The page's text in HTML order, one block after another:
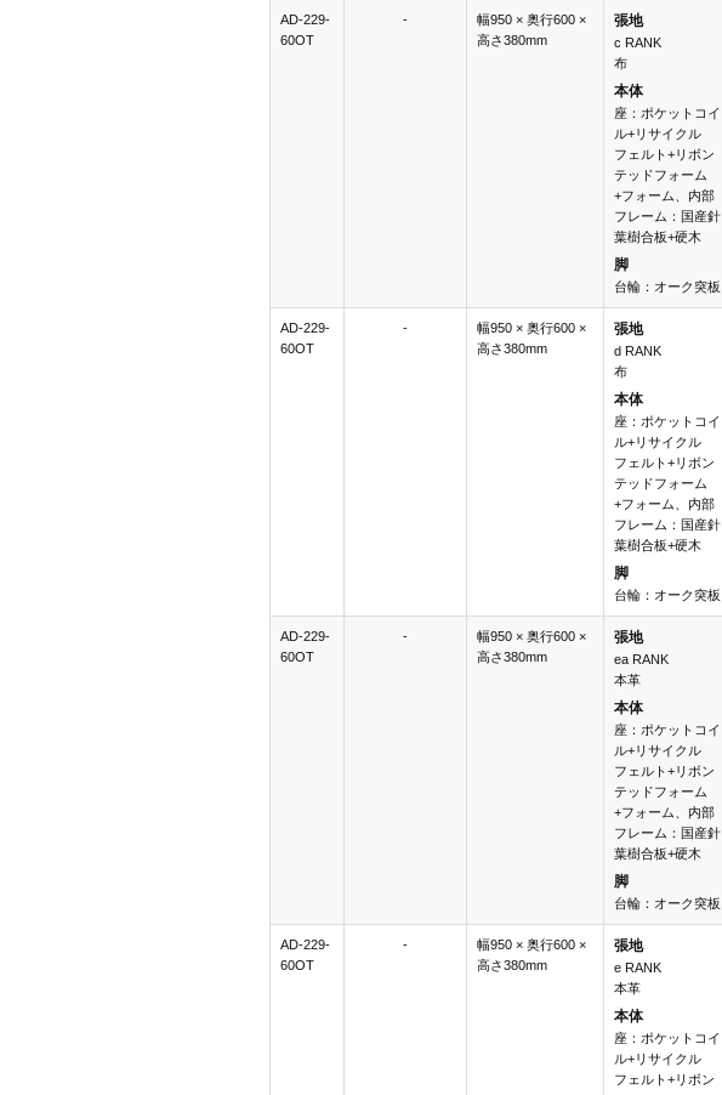
AD-229-
60OT
-
幅950 × 奥行600 ×
高さ380mm
張地
c RANK
布
本体
座：ポケットコイ
ル+リサイクル
フェルト+リボン
テッドフォーム
+フォーム、内部
フレーム：国産針
葉樹合板+硬木
脚
台輪：オーク突板
AD-229-
60OT
-
幅950 × 奥行600 ×
高さ380mm
張地
d RANK
布
本体
座：ポケットコイ
ル+リサイクル
フェルト+リボン
テッドフォーム
+フォーム、内部
フレーム：国産針
葉樹合板+硬木
脚
台輪：オーク突板
AD-229-
60OT
-
幅950 × 奥行600 ×
高さ380mm
張地
ea RANK
本革
本体
座：ポケットコイ
ル+リサイクル
フェルト+リボン
テッドフォーム
+フォーム、内部
フレーム：国産針
葉樹合板+硬木
脚
台輪：オーク突板
AD-229-
60OT
-
幅950 × 奥行600 ×
高さ380mm
張地
e RANK
本革
本体
座：ポケットコイ
ル+リサイクル
フェルト+リボン